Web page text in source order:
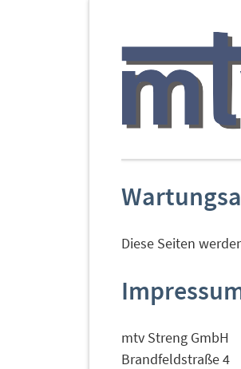
Diese Seiten
mtv Streng GmbH
Brandfeldstraße 4